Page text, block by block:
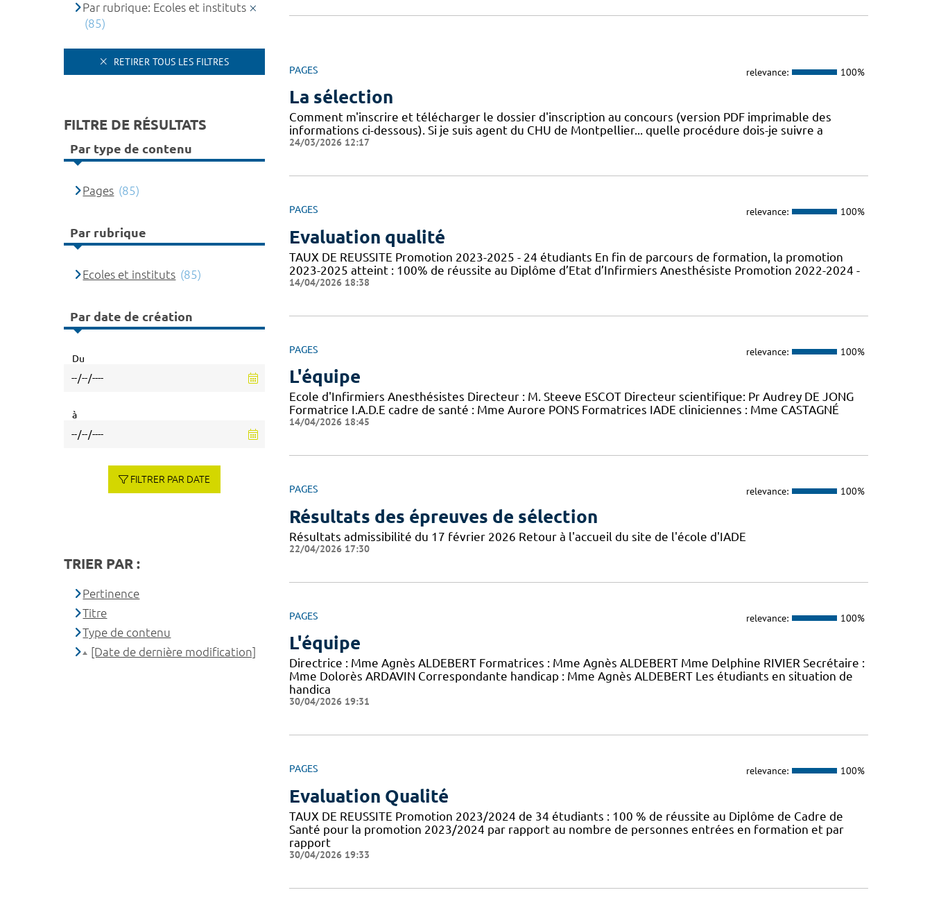
PAGES relevance: 100%
La sélection
Comment m'inscrire et télécharger le dossier d'inscription au concours (version PDF imprimable des
informations ci-dessous). Si je suis agent du CHU de Montpellier... quelle procédure dois-je suivre a
24/03/2026 12:17
PAGES relevance: 100%
Evaluation qualité
TAUX DE REUSSITE Promotion 2023-2025 - 24 étudiants En fin de parcours de formation, la promotion
2023-2025 atteint : 100% de réussite au Diplôme d’Etat d’Infirmiers Anesthésiste Promotion 2022-2024 -
14/04/2026 18:38
PAGES relevance: 100%
L'équipe
Ecole d'Infirmiers Anesthésistes Directeur : M. Steeve ESCOT Directeur scientifique: Pr Audrey DE JONG
Formatrice I.A.D.E cadre de santé : Mme Aurore PONS Formatrices IADE cliniciennes : Mme CASTAGNÉ
14/04/2026 18:45
PAGES relevance: 100%
Résultats des épreuves de sélection
Résultats admissibilité du 17 février 2026 Retour à l'accueil du site de l'école d'IADE
22/04/2026 17:30
PAGES relevance: 100%
L'équipe
Directrice : Mme Agnès ALDEBERT Formatrices : Mme Agnès ALDEBERT Mme Delphine RIVIER Secrétaire :
Mme Dolorès ARDAVIN Correspondante handicap : Mme Agnès ALDEBERT Les étudiants en situation de
handica
30/04/2026 19:31
PAGES relevance: 100%
Evaluation Qualité
TAUX DE REUSSITE Promotion 2023/2024 de 34 étudiants : 100 % de réussite au Diplôme de Cadre de
Santé pour la promotion 2023/2024 par rapport au nombre de personnes entrées en formation et par
rapport
30/04/2026 19:33
Par rubrique: Ecoles et instituts
(85)
RETIRER TOUS LES FILTRES
FILTRE DE RÉSULTATS
Par type de contenu
Pages (85)
Par rubrique
Ecoles et instituts (85)
Par date de création
Du
à
FILTRER PAR DATE
TRIER PAR :
Pertinence
Titre
Type de contenu
[Date de dernière modification]